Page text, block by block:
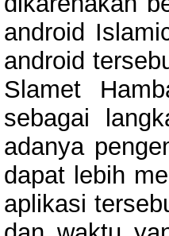
android
android
Slamet
sebagai
adanya
dapat lebih
aplikasi